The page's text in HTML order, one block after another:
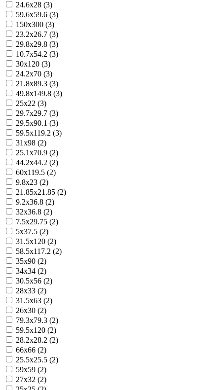
24.6x28 (3)
59.6x59.6 (3)
150x300 (3)
23.2x26.7 (3)
29.8x29.8 (3)
10.7x54.2 (3)
30x120 (3)
24.2x70 (3)
21.8x89.3 (3)
49.8x149.8 (3)
25x22 (3)
29.7x29.7 (3)
29.5x90.1 (3)
59.5x119.2 (3)
31x98 (2)
25.1x70.9 (2)
44.2x44.2 (2)
60x119.5 (2)
9.8x23 (2)
21.85x21.85 (2)
9.2x36.8 (2)
32x36.8 (2)
7.5x29.75 (2)
5x37.5 (2)
31.5x120 (2)
58.5x117.2 (2)
35x90 (2)
34x34 (2)
30.5x56 (2)
28x33 (2)
31.5x63 (2)
26x30 (2)
79.3x79.3 (2)
59.5x120 (2)
28.2x28.2 (2)
66x66 (2)
25.5x25.5 (2)
59x59 (2)
27x32 (2)